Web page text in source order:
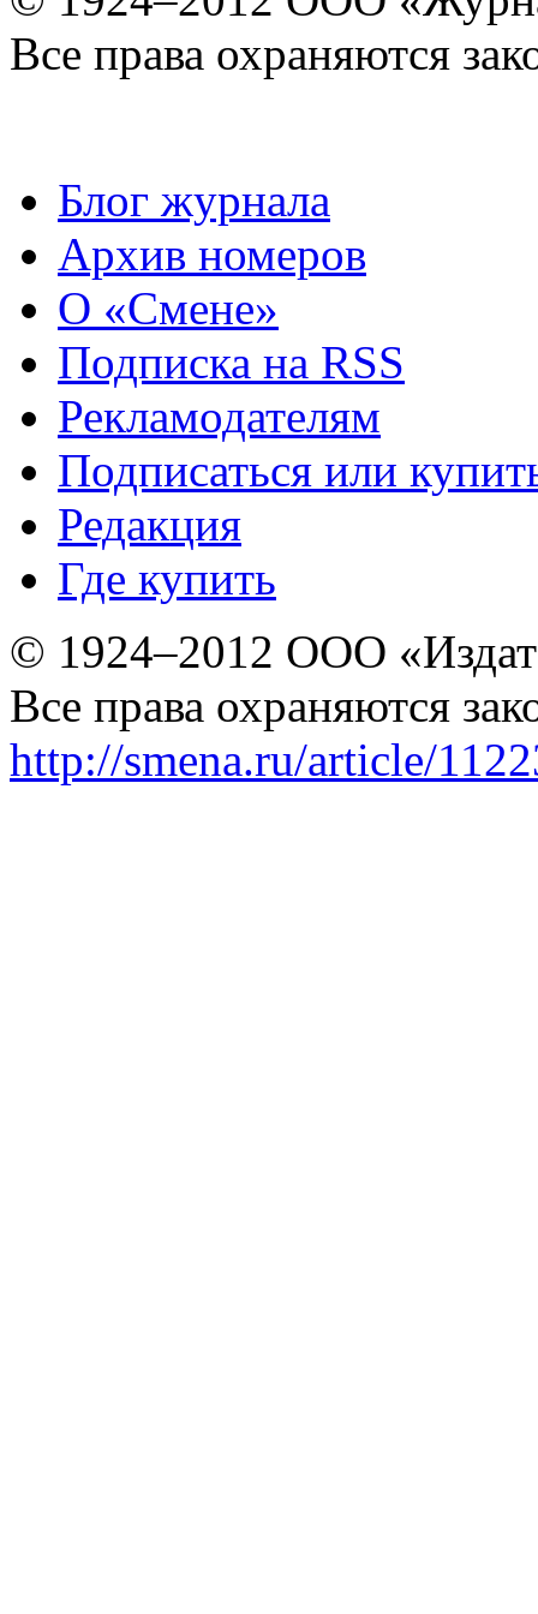
Все права охраняются
Блог журнала
Архив номеров
О «Смене»
Подписка на RSS
Рекламодателям
Подписаться или
Редакция
Где купить
© 1924–2012 ООО
Все права охраняются
http://smena.ru/article/